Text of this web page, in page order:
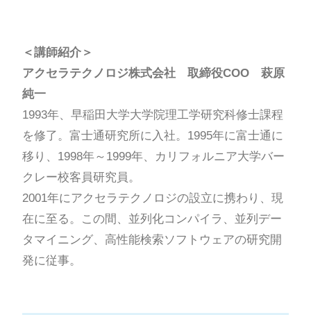
＜講師紹介＞
アクセラテクノロジ株式会社 取締役COO 萩原
純一
1993年、早稲田大学大学院理工学研究科修士課程
を修了。富士通研究所に入社。1995年に富士通に
移り、1998年～1999年、カリフォルニア大学バー
クレー校客員研究員。
2001年にアクセラテクノロジの設立に携わり、現
在に至る。この間、並列化コンパイラ、並列デー
タマイニング、高性能検索ソフトウェアの研究開
発に従事。